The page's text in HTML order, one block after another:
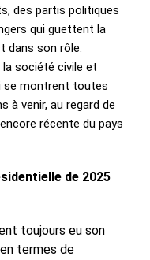
des partis politiques
qui guettent la
dans son rôle.
société civile et
se montrent toutes
à venir, au regard de
récente du pays
de 2025
toujours eu son
termes de